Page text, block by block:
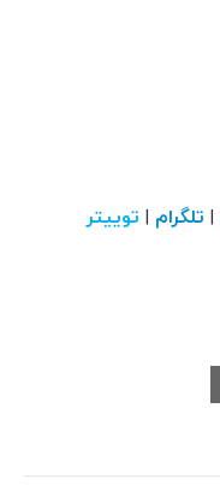
| تلگرام | توییتر